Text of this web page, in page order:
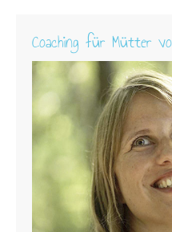
Coaching für Mütter